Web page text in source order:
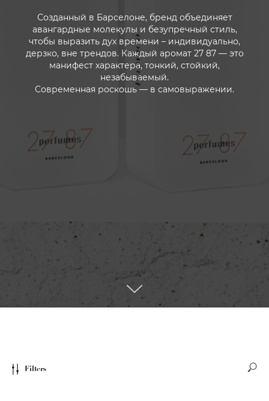
Созданный в Барселоне, бренд объединяет
авангардные молекулы и безупречный стиль,
чтобы выразить дух времени – индивидуально,
дерзко, вне трендов. Каждый аромат 27 87 — это
манифест характера, тонкий, стойкий,
незабываемый.
Современная роскошь — в самовыражении.
Filters